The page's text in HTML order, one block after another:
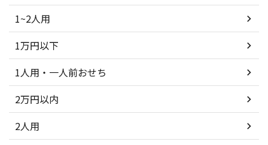
1~2人用
1万円以下
1人用・一人前おせち
2万円以内
2人用